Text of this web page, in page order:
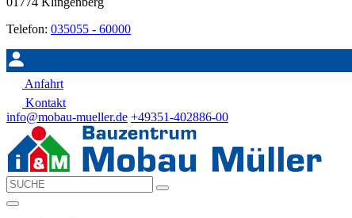
Telefon: 035055 - 60000
Anfahrt
Kontakt
info@mobau-mueller.de +49351-402886-00